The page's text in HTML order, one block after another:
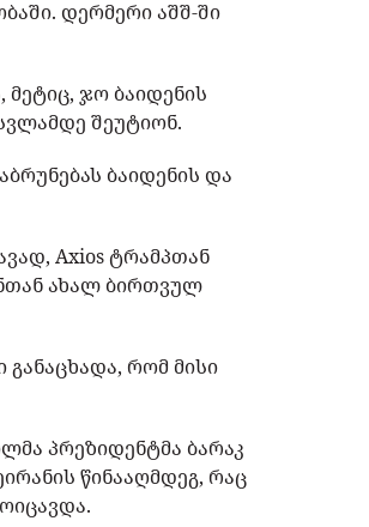
დერმერი აშშ-ში
ჯო ბაიდენის
შეუტიონ.
ბაიდენის და
Axios ტრამპთან
ახალ ბირთვულ
განაცხადა, რომ მისი
პრეზიდენტმა ბარაკ
წინააღმდეგ, რაც